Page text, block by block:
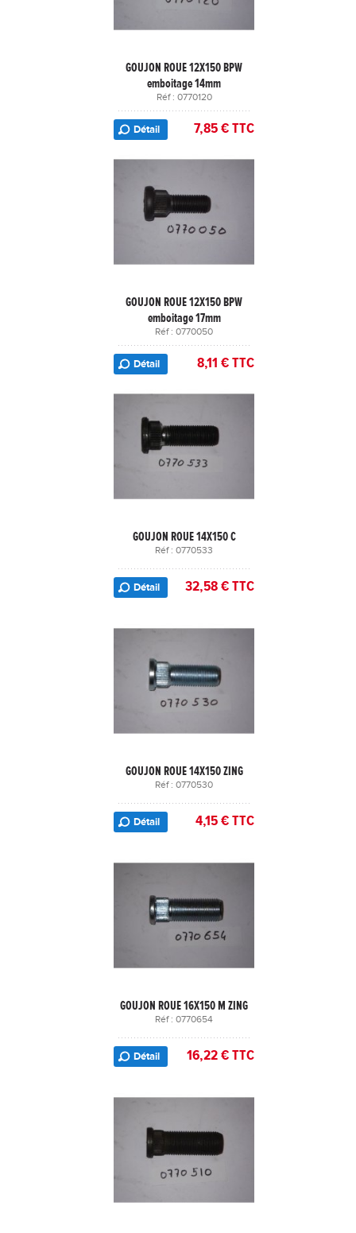
GOUJON ROUE 12X150 BPW
emboitage 14mm
Réf : 0770120
Détail 7,85 € TTC
GOUJON ROUE 12X150 BPW
emboitage 17mm
Réf : 0770050
Détail 8,11 € TTC
GOUJON ROUE 14X150 C
Réf : 0770533
Détail 32,58 € TTC
GOUJON ROUE 14X150 ZING
Réf : 0770530
Détail 4,15 € TTC
GOUJON ROUE 16X150 M ZING
Réf : 0770654
Détail 16,22 € TTC